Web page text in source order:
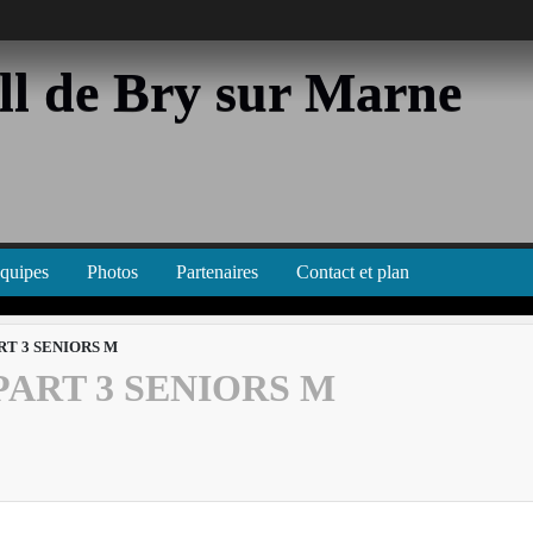
de Bry sur Marne
Photos Partenaires Contact et plan
3 SENIORS M
3 SENIORS M